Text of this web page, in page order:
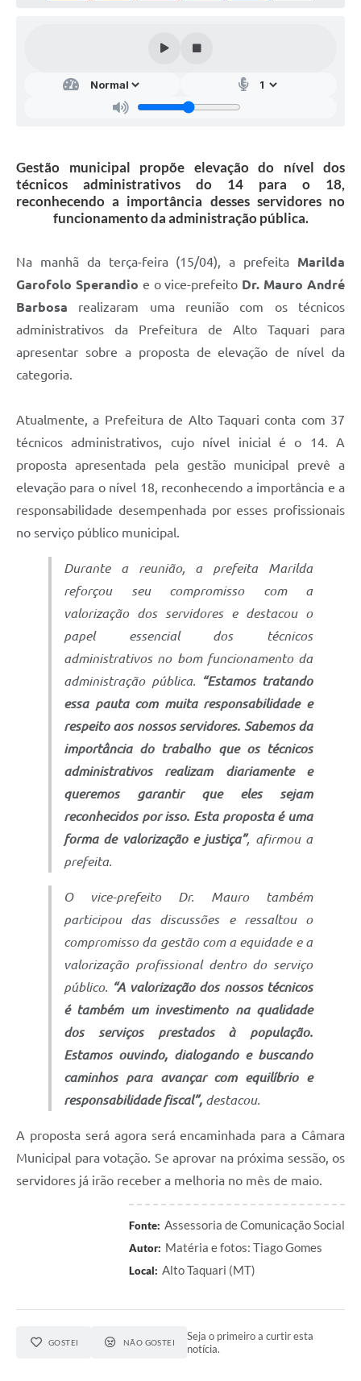
Gestão municipal propõe elevação do nível dos
técnicos administrativos do 14 para o 18,
reconhecendo a importância desses servidores no
funcionamento da administração pública.
Na manhã da terça-feira (15/04), a prefeita Marilda
Garofolo Sperandio e o vice-prefeito Dr. Mauro André
Barbosa realizaram uma reunião com os técnicos
administrativos da Prefeitura de Alto Taquari para
apresentar sobre a proposta de elevação de nível da
categoria.
Atualmente, a Prefeitura de Alto Taquari conta com 37
técnicos administrativos, cujo nível inicial é o 14. A
proposta apresentada pela gestão municipal prevê a
elevação para o nível 18, reconhecendo a importância e a
responsabilidade desempenhada por esses profissionais
no serviço público municipal.
Durante a reunião, a prefeita Marilda
reforçou seu compromisso com a
valorização dos servidores e destacou o
papel essencial dos técnicos
administrativos no bom funcionamento da
administração pública.
“Estamos tratando
essa pauta com muita responsabilidade e
respeito aos nossos servidores. Sabemos da
importância do trabalho que os técnicos
administrativos realizam diariamente e
queremos garantir que eles sejam
reconhecidos por isso. Esta proposta é uma
forma de valorização e justiça”, afirmou a
prefeita.
O vice-prefeito Dr. Mauro também
participou das discussões e ressaltou o
compromisso da gestão com a equidade e a
valorização profissional dentro do serviço
público.
“A valorização dos nossos técnicos
é também um investimento na qualidade
dos serviços prestados à população.
Estamos ouvindo, dialogando e buscando
caminhos para avançar com equilíbrio e
responsabilidade fiscal”, destacou.
A proposta será agora será encaminhada para a Câmara
Municipal para votação. Se aprovar na próxima sessão, os
servidores já irão receber a melhoria no mês de maio.
Fonte: Assessoria de Comunicação Social
Autor: Matéria e fotos: Tiago Gomes
Local: Alto Taquari (MT)
GOSTEI NÃO GOSTEI
Seja o primeiro a curtir esta
notícia.